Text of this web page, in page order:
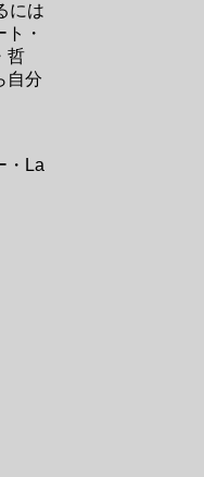
には
・
哲
自分
・La